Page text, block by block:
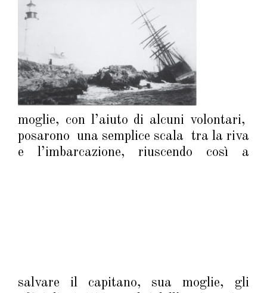
moglie, con l’aiuto di alcuni volontari,
posarono una semplice scala tra la riva
e l’imbarcazione, riuscendo così a
salvare il capitano, sua moglie, gli